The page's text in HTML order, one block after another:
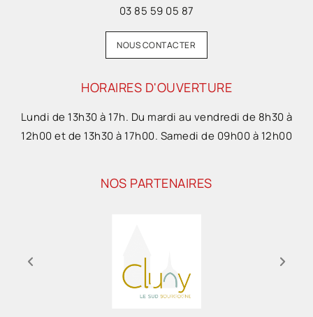
03 85 59 05 87
NOUS CONTACTER
HORAIRES D'OUVERTURE
Lundi de 13h30 à 17h. Du mardi au vendredi de 8h30 à
12h00 et de 13h30 à 17h00. Samedi de 09h00 à 12h00
NOS PARTENAIRES